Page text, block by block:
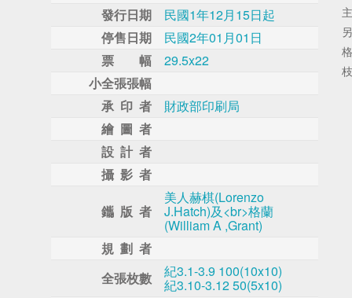
發行日期
民國1年12月15日起
停售日期
民國2年01月01日
票 幅
29.5x22
小全張張幅
承 印 者
財政部印刷局
繪 圖 者
設 計 者
攝 影 者
鑴 版 者
美人赫棋(Lorenzo
J.Hatch)及<br>格蘭
(William A ,Grant)
規 劃 者
全張枚數
紀3.1-3.9 100(10x10)
紀3.10-3.12 50(5x10)